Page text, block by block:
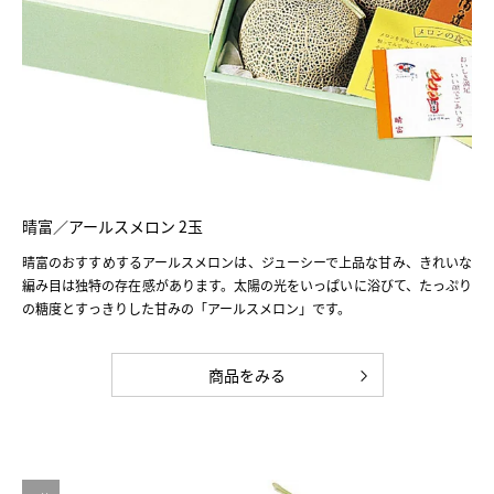
晴富／アールスメロン 2玉
晴富のおすすめするアールスメロンは、ジューシーで上品な甘み、きれいな
編み目は独特の存在感があります。太陽の光をいっぱいに浴びて、たっぷり
の糖度とすっきりした甘みの「アールスメロン」です。
商品をみる